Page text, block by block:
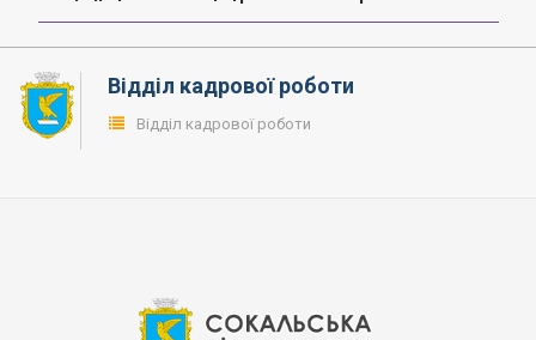
Відділ кадрової роботи
Відділ кадрової роботи